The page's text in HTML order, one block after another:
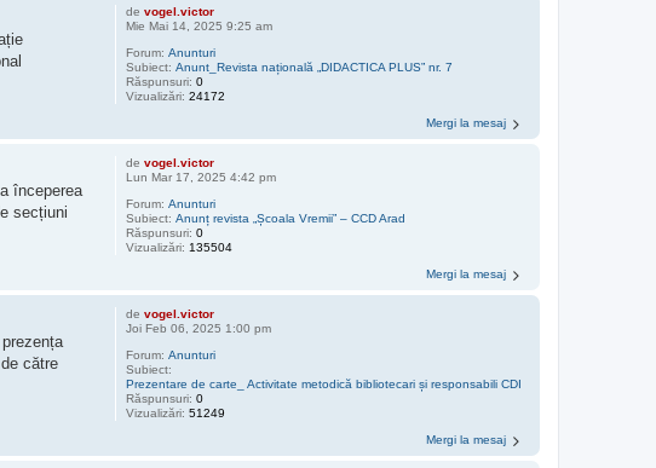
devogel.victor
Mie Mai 14, 2025 9:25 am
Forum:Anunturi
Subiect:Anunt_Revista națională „DIDACTICA PLUS” nr. 7
Răspunsuri:0
Vizualizări:24172
Mergi la mesaj
devogel.victor
Lun Mar 17, 2025 4:42 pm
Forum:Anunturi
Subiect:Anunț revista „Școala Vremii” – CCD Arad
Răspunsuri:0
Vizualizări: 135504
începerea
secțiuni
Mergi la mesaj
devogel.victor
Joi Feb 06, 2025 1:00 pm
Forum:Anunturi
Subiect:
Prezentare de carte_ Activitate metodică bibliotecari și responsabili CDI
Răspunsuri:0
Vizualizări:51249
către
Mergi la mesaj